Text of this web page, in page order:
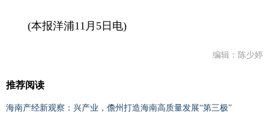
(本报洋浦11月5日电)
编辑：陈少婷
推荐阅读
海南产经新观察：兴产业，儋州打造海南高质量发展“第三极”